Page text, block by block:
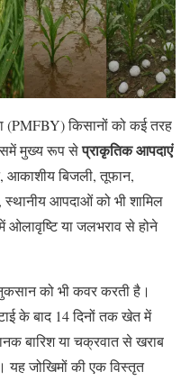
(PMFBY) किसानों को कई तरह
मुख्य रूप सेप्राकृतिक आपदाएं
आकाशीय बिजली, तूफान,
आपदाओं को भी शामिल
ओलावृष्टि या जलभराव से होने
को भी कवर करती है।
के बाद 14 दिनों तक खेत में
बारिश या चक्रवात से खराब
यह जोखिमों की एक विस्तृत